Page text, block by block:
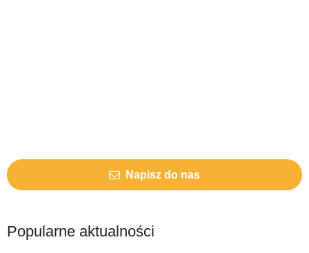
Napisz do nas
Popularne aktualności